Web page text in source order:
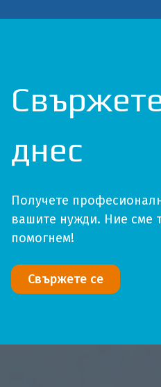
днес
Получете
вашите нужди. Ние сме
помогнем!
Свържете се